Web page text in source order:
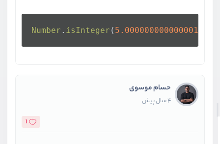
Number . isInteger ( 5.000000000000001
حسام موسوی
4 سال پیش
1